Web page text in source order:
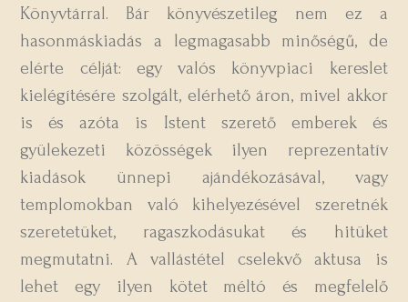
Könyvtárral. Bár könyvészetileg nem ez a
hasonmáskiadás a legmagasabb minőségű, de
elérte célját: egy valós könyvpiaci kereslet
kielégítésére szolgált, elérhető áron, mivel akkor
is és azóta is Istent szerető emberek és
gyülekezeti közösségek ilyen reprezentatív
kiadások ünnepi ajándékozásával, vagy
templomokban való kihelyezésével szeretnék
szeretetüket, ragaszkodásukat és hitüket
megmutatni. A vallástétel cselekvő aktusa is
lehet egy ilyen kötet méltó és megfelelő